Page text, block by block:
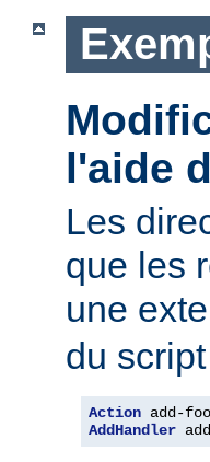
l'aide
Les
que les
une
du
Action add-
AddHandler